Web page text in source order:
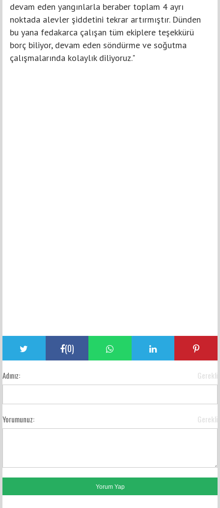
devam eden yangınlarla beraber toplam 4 ayrı
noktada alevler şiddetini tekrar artırmıştır. Dünden
bu yana fedakarca çalışan tüm ekiplere teşekkürü
borç biliyor, devam eden söndürme ve soğutma
çalışmalarında kolaylık diliyoruz."
(0)
Adınız: Gerekli
Yorumunuz: Gerekli